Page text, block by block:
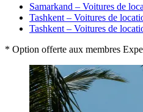
Samarkand – Voitures de
Tashkent – Voitures de
Tashkent – Voitures de
* Option offerte aux membres